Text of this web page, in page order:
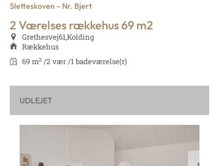
Sletteskoven – Nr. Bjert
2 Værelses rækkehus 69 m2
Grethesvej61,Kolding
Rækkehus
69 m2 /2 vær /1 badeværelse(r)
UDLEJET